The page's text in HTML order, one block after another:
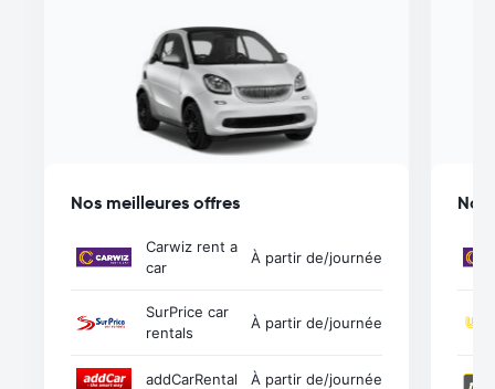
Nos meilleures offres
Carwiz rent a
car
À partir de/journée
SurPrice car
rentals
À partir de/journée
addCarRental À partir de/journée
Nos